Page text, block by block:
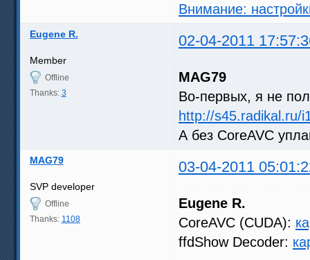
Внимание:
Eugene R. 02-04-2011
Member
Offline
Thanks: 3
MAG79
Во-первых, я не
http://s45.radikal.ru/
А без CoreAVC
MAG79 03-04-2011
SVP developer
Offline
Thanks: 1108
Eugene R.
CoreAVC (CUDA):
ffdShow Decoder: